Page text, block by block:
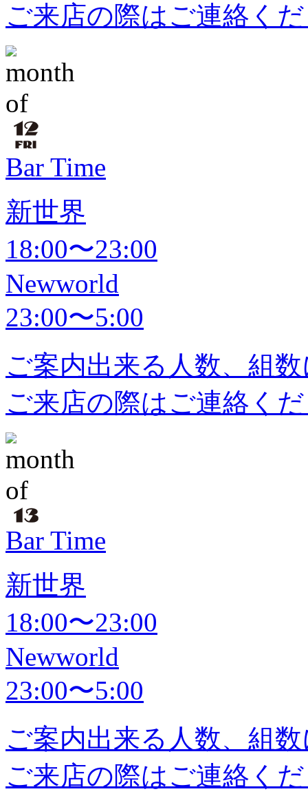
ご来店の際はご連絡く
Bar Time
新世界
18:00〜23:00
Newworld
23:00〜5:00
ご案内出来る人数、組
ご来店の際はご連絡く
Bar Time
新世界
18:00〜23:00
Newworld
23:00〜5:00
ご案内出来る人数、組
ご来店の際はご連絡く